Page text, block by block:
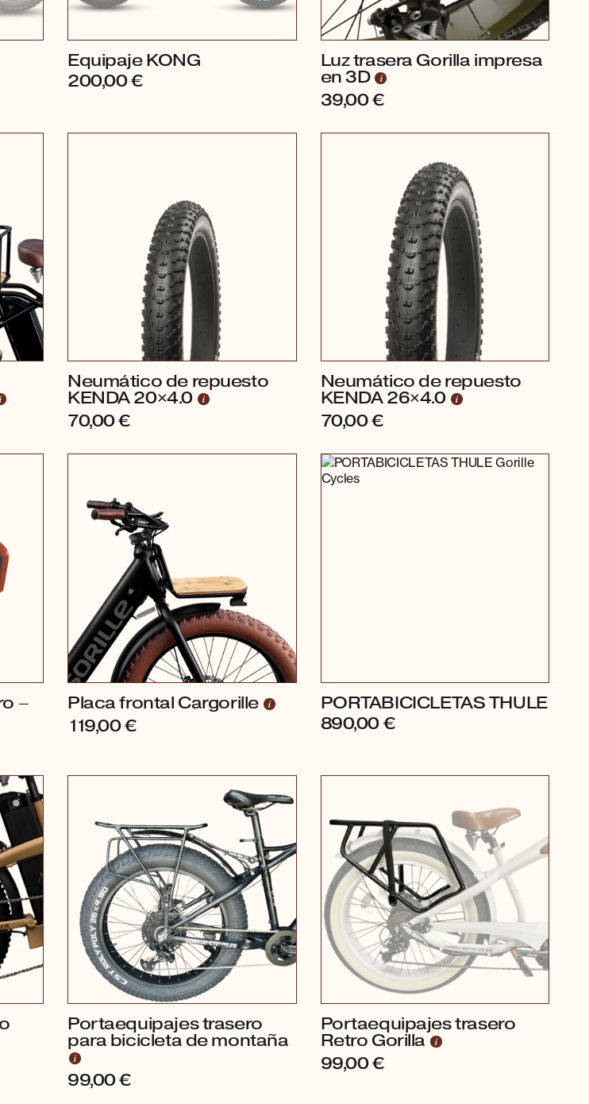
Equipaje KONG
200,00€
Luz trasera Gorilla impresa
en 3D
39,00€
Neumático de repuesto
KENDA 20×4.0
70,00€
Neumático de repuesto
KENDA 26×4.0
70,00€
–
Placa frontal Cargorille
119,00€
PORTABICICLETAS THULE
890,00€
Portaequipajes trasero
para bicicleta de montaña
99,00€
Portaequipajes trasero
Retro Gorilla
99,00€